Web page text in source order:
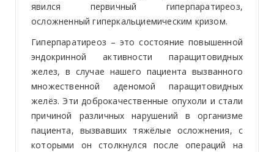
явился первичный гиперпаратиреоз,
осложненный гиперкальциемическим кризом.
Гиперпаратиреоз – это состояние повышенной
эндокринной активности паращитовидных
желез, в случае нашего пациента вызванного
множественной аденомой паращитовидных
желёз. Эти доброкачественные опухоли и стали
причиной различных нарушений в организме
пациента, вызвавших тяжёлые осложнения, с
которыми он столкнулся после операций на